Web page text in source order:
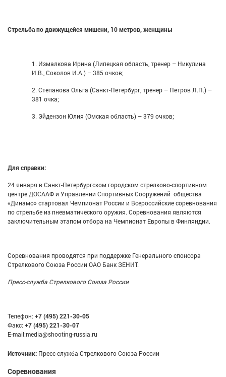
Стрельба по движущейся мишени, 10 метров, женщины
1. Измалкова Ирина (Липецкая область, тренер – Никулина
И.В., Соколов И.А.) – 385 очков;
2. Степанова Ольга (Санкт-Петербург, тренер – Петров Л.П.) –
381 очка;
3. Эйдензон Юлия (Омская область) – 379 очков;
Для справки:
24 января в Санкт-Петербургском городском стрелково-спортивном
центре ДОСААФ и Управлении Спортивных Сооружений общества
«Динамо» стартовал Чемпионат России и Всероссийские соревнования
по стрельбе из пневматического оружия. Соревнования являются
заключительным этапом отбора на Чемпионат Европы в Финляндии.
Соревнования проводятся при поддержке Генерального спонсора
Стрелкового Союза России ОАО Банк ЗЕНИТ.
Пресс-служба Стрелкового Союза России
Телефон: +7 (495) 221-30-05
Факс: +7 (495) 221-30-07
E-mail:media@shooting-russia.ru
Источник: Пресс-служба Стрелкового Союза России
Соревнования